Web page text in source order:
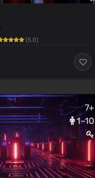
(5.0)
7+
1–10